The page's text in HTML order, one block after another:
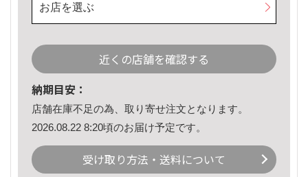
お店を選ぶ
近くの店舗を確認する
納期目安：
店舗在庫不足の為、取り寄せ注文となります。
2026.08.22 8:20頃のお届け予定です。
受け取り方法・送料について